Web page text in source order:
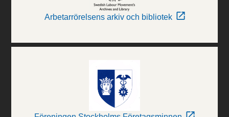
Arbetarrörelsens arkiv och bibliotek